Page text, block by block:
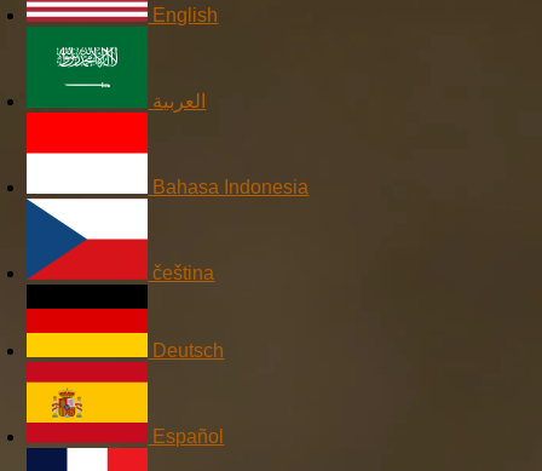
English
العربية
Bahasa Indonesia
čeština
Deutsch
Español